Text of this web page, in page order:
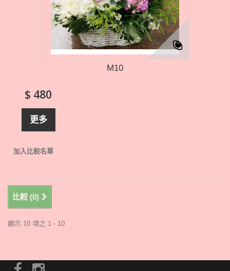
M10
$ 480
更多
加入比較名單
比較 (0)
顯示 10 項之 1 - 10